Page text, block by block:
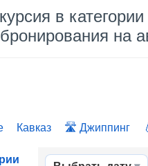
в категории
на
Кавказ Джиппинг